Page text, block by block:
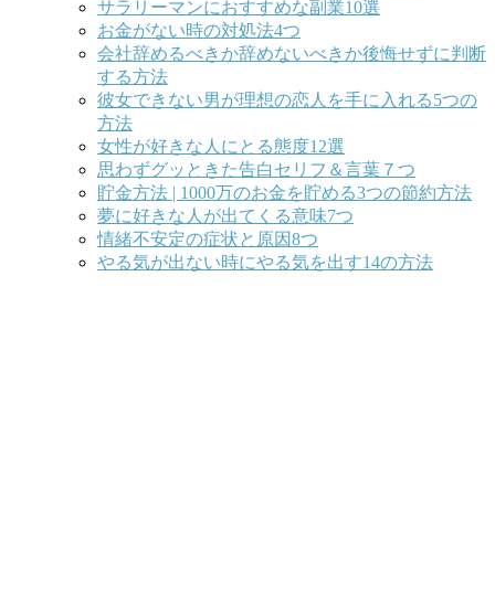
サラリーマンにおすすめな副業10選
お金がない時の対処法4つ
会社辞めるべきか辞めないべきか後悔せずに判断
する方法
彼女できない男が理想の恋人を手に入れる5つの
方法
女性が好きな人にとる態度12選
思わずグッときた告白セリフ＆言葉７つ
貯金方法 | 1000万のお金を貯める3つの節約方法
夢に好きな人が出てくる意味7つ
情緒不安定の症状と原因8つ
やる気が出ない時にやる気を出す14の方法